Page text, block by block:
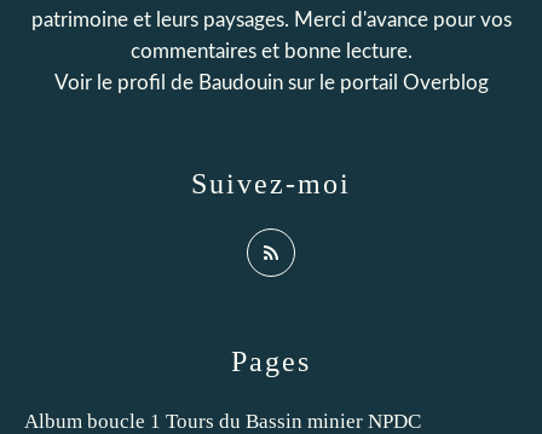
Pages
Album boucle 1 Tours du Bassin minier NPDC
Suivez-moi
patrimoine et leurs paysages. Merci d'avance pour vos
commentaires et bonne lecture.
Voir le profil de Baudouinsur le portail Overblog